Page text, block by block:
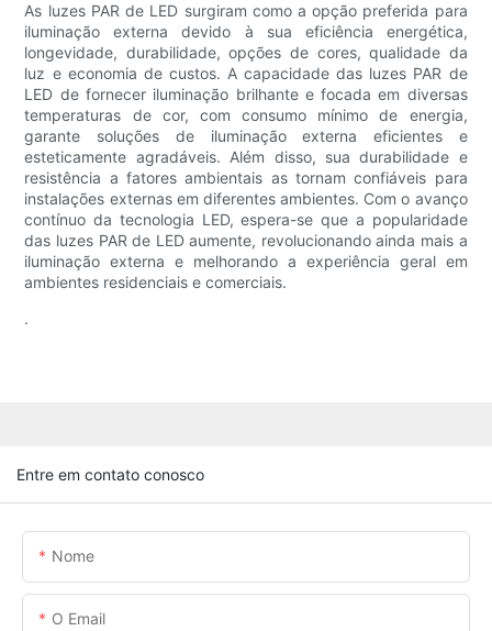
As luzes PAR de LED surgiram como a opção preferida para
iluminação externa devido à sua eficiência energética,
longevidade, durabilidade, opções de cores, qualidade da
luz e economia de custos. A capacidade das luzes PAR de
LED de fornecer iluminação brilhante e focada em diversas
temperaturas de cor, com consumo mínimo de energia,
garante soluções de iluminação externa eficientes e
esteticamente agradáveis. Além disso, sua durabilidade e
resistência a fatores ambientais as tornam confiáveis ​​para
instalações externas em diferentes ambientes. Com o avanço
contínuo da tecnologia LED, espera-se que a popularidade
das luzes PAR de LED aumente, revolucionando ainda mais a
iluminação externa e melhorando a experiência geral em
ambientes residenciais e comerciais.
.
Entre em contato conosco
Nome
O Email